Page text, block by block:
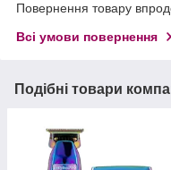
Повернення товару
Всі умови повернення
Подібні товари